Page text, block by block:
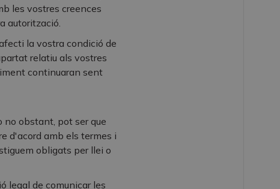
les vostres creences
autorització.
la vostra condició de
relatiu als vostres
continuaran sent
no obstant, pot ser que
d'acord amb els termes i
obligats per llei o
legal de comunicar les